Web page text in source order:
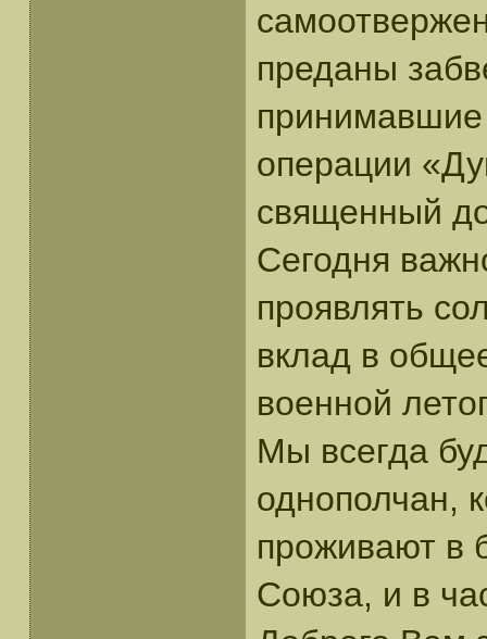
преданы
принимавшие
операции
священный
Сегодня
проявлять
вклад в
военной
Мы всегда
однополчан,
проживают в
Союза, и в